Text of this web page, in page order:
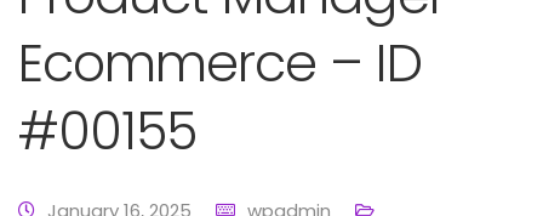
Ecommerce – ID
#00155
January 16, 2025
wpadmin